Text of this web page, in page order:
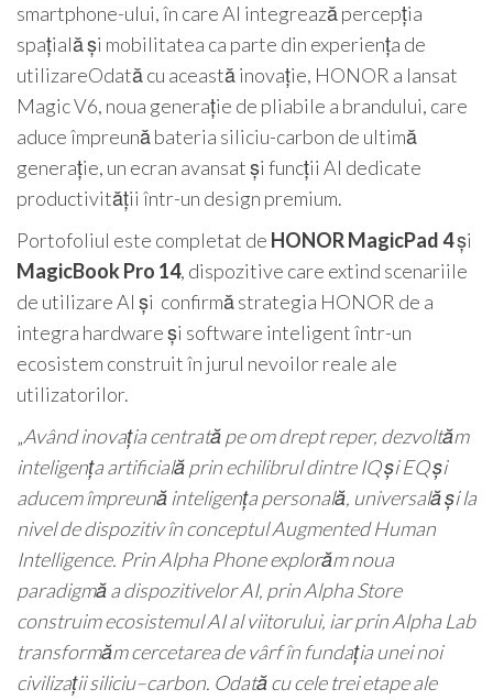
smartphone-ului, în care AI integrează percepția
spațială și mobilitatea ca parte din experiența de
utilizareOdată cu această inovație, HONOR a lansat
Magic V6, noua generație de pliabile a brandului, care
aduce împreună bateria siliciu-carbon de ultimă
generație, un ecran avansat și funcții AI dedicate
productivității într-un design premium.
Portofoliul este completat de HONOR MagicPad 4și
MagicBook Pro 14, dispozitive care extind scenariile
de utilizare AI și confirmă strategia HONOR de a
integra hardware și software inteligent într-un
ecosistem construit în jurul nevoilor reale ale
utilizatorilor.
„Având inovația centrată pe om drept reper, dezvoltăm
inteligența artificială prin echilibrul dintre IQ și EQ și
aducem împreună inteligența personală, universală și la
nivel de dispozitiv în conceptul Augmented Human
Intelligence. Prin Alpha Phone explorăm noua
paradigmă a dispozitivelor AI, prin Alpha Store
construim ecosistemul AI al viitorului, iar prin Alpha Lab
transformăm cercetarea de vârf în fundația unei noi
civilizații siliciu–carbon. Odată cu cele trei etape ale